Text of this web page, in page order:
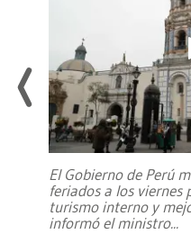
El Gobierno de Perú
feriados a los viernes
turismo interno y
informó el ministro...